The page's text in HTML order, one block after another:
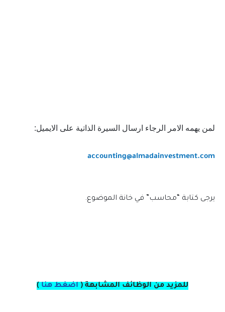
لمن يهمه الامر الرجاء ارسال السيرة الذاتية على الايميل:
accounting@almadainvestment.com
يرجى كتابة “محاسب” في خانة الموضوع.
للمزيد من الوظائف المشابهة ( اضغط هنا )